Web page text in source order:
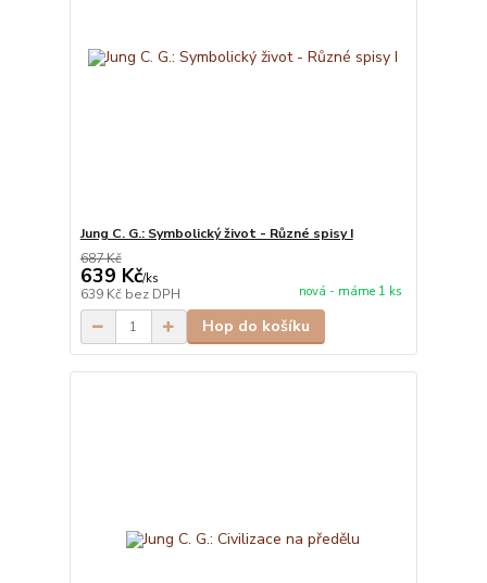
Jung C. G.: Symbolický život - Různé spisy I
687 Kč
639 Kč/ks
639 Kč bez DPH nová - máme 1 ks
Hop do košíku